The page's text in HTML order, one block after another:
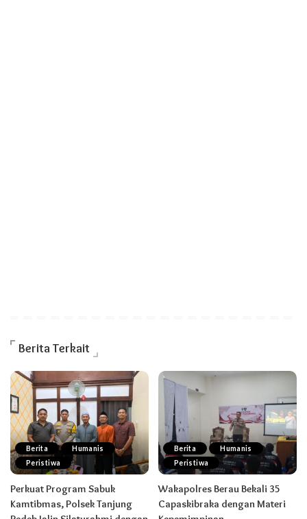
Berita Terkait
Berita
Humanis
Peristiwa
Perkuat Program Sabuk
Kamtibmas, Polsek Tanjung
Berita
Humanis
Peristiwa
Wakapolres Berau Bekali 35
Capaskibraka dengan Materi